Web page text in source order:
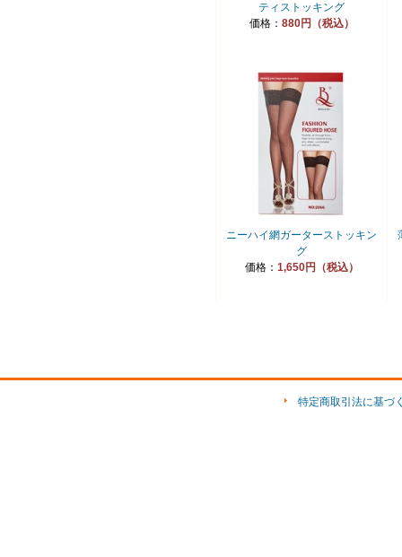
ティストッキング
価格： 880円（税込）
ニーハイ網ガーターストッキン
グ
価格： 1,650円（税込）
特定商取引法に基づ